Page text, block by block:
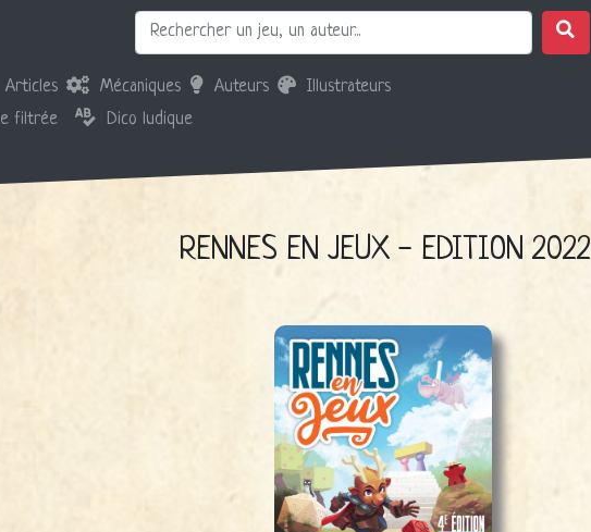
Articles Mécaniques Auteurs
Illustrateurs
filtrée
Dico ludique
RENNES EN JEUX - EDITION 2022